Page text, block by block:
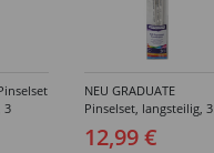
3
NEU GRADUATE
Pinselset, langsteilig, 3
12,99 €